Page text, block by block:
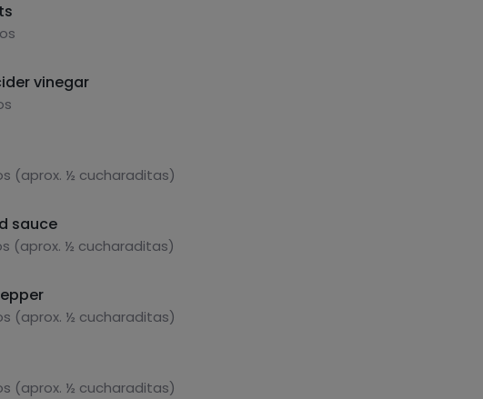
vinegar
(aprox. ½ cucharaditas)
sauce
(aprox. ½ cucharaditas)
(aprox. ½ cucharaditas)
(aprox. ½ cucharaditas)